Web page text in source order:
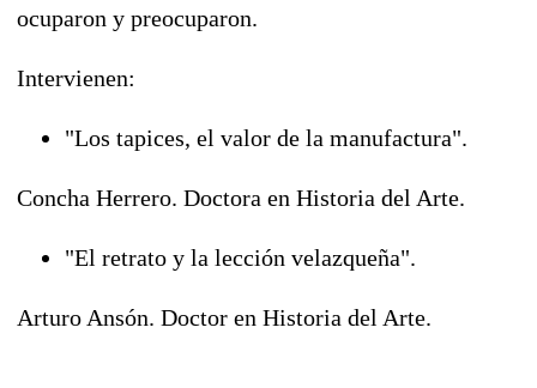
ocuparon y preocuparon.
Intervienen:
"Los tapices, el valor de la manufactura".
Concha Herrero. Doctora en Historia del Arte.
"El retrato y la lección velazqueña".
Arturo Ansón. Doctor en Historia del Arte.